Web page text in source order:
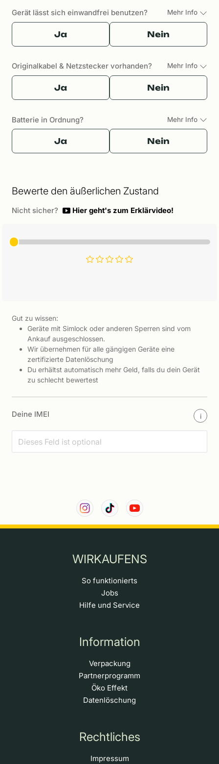
Gerät lässt sich einwandfrei benutzen? Mehr Info
Ja Nein
Originalkabel & Netzstecker vorhanden? Mehr Info
Ja Nein
Batterie in Ordnung? Mehr Info
Ja Nein
Bewerte den äußerlichen Zustand
Nicht sicher? Hier geht's zum Erklärvideo!
Gut zu wissen:
Geräte mit Simlock oder anderen Sperren sind vom
Ankauf ausgeschlossen.
Wir übernehmen für alle gängigen Geräte eine
zertifizierte Datenlöschung
Du erhältst automatisch mehr Geld, falls du dein Gerät
zu schlecht bewertest
Deine IMEI i
WIRKAUFENS
So funktionierts
Jobs
Hilfe und Service
Information
Verpackung
Partnerprogramm
Öko Effekt
Datenlöschung
Rechtliches
Impressum